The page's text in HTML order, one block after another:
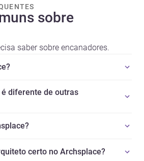
sobre
saber sobre encanadores.
diferente de outras
certo no Archsplace?